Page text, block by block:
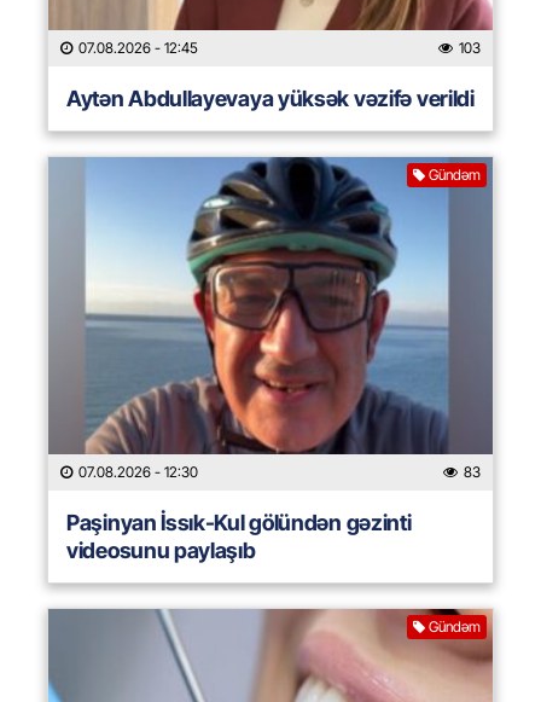
07.08.2026 - 12:45 103
Aytən Abdullayevaya yüksək vəzifə verildi
Gündəm
07.08.2026 - 12:30 83
Paşinyan İssık-Kul gölündən gəzinti
videosunu paylaşıb
Gündəm